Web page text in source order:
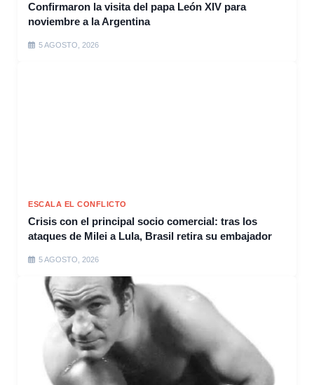
Confirmaron la visita del papa León XIV para
noviembre a la Argentina
5 AGOSTO, 2026
ESCALA EL CONFLICTO
Crisis con el principal socio comercial: tras los
ataques de Milei a Lula, Brasil retira su embajador
5 AGOSTO, 2026